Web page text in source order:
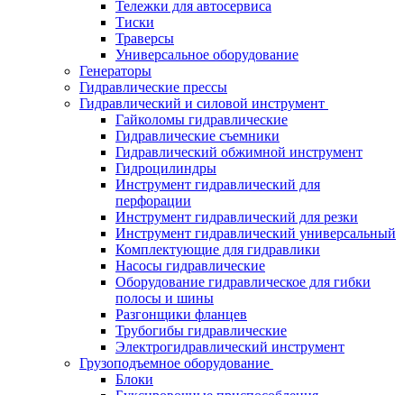
Тележки для автосервиса
Тиски
Траверсы
Универсальное оборудование
Генераторы
Гидравлические прессы
Гидравлический и силовой инструмент
Гайколомы гидравлические
Гидравлические съемники
Гидравлический обжимной инструмент
Гидроцилиндры
Инструмент гидравлический для
перфорации
Инструмент гидравлический для резки
Инструмент гидравлический универсальный
Комплектующие для гидравлики
Насосы гидравлические
Оборудование гидравлическое для гибки
полосы и шины
Разгонщики фланцев
Трубогибы гидравлические
Электрогидравлический инструмент
Грузоподъемное оборудование
Блоки